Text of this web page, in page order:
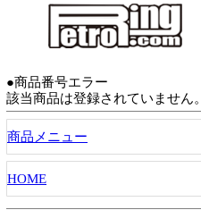
●商品番号エラー
該当商品は登録されていません。
商品メニュー
HOME